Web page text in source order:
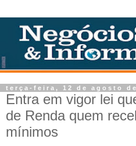
terça-feira, 12 de agosto de
Entra em vigor lei
de Renda quem
mínimos